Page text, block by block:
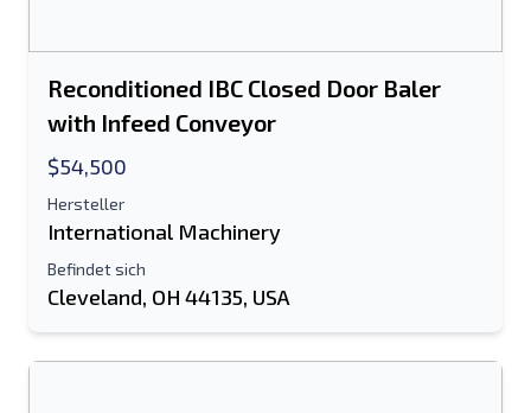
Handy, Mobiltelefon
Reconditioned IBC Closed Door Baler
with Infeed Conveyor
$54,500
Hersteller
International Machinery
Befindet sich
Cleveland, OH 44135, USA
Ihren vollständigen Namen